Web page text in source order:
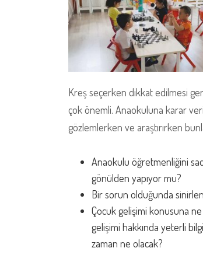
Kreş seçerken dikkat edilmesi
çok önemli. Anaokuluna karar
gözlemlerken ve araştırırken
Anaokulu öğretmenliğini
gönülden yapıyor mu?
Bir sorun olduğunda
Çocuk gelişimi konusuna ne
gelişimi hakkında yeterli
zaman ne olacak?